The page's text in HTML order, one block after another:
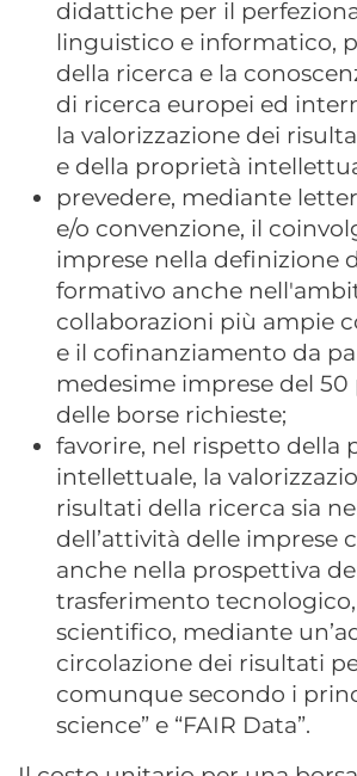
didattiche per il
linguistico e informatico,
della ricerca e la
di ricerca europei ed
la valorizzazione dei
e della proprietà
prevedere, mediante
e/o convenzione, il
imprese nella definizione
formativo anche
collaborazioni più ampie
e il cofinanziamento da
medesime imprese del 50
delle borse richieste;
favorire, nel rispetto della
intellettuale, la
risultati della ricerca sia
dell’attività delle imprese
anche nella prospettiva
trasferimento
scientifico, mediante
circolazione dei risultati
comunque secondo i
science” e “FAIR Data”.